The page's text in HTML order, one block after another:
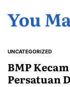
You
POSTED
UNCATEGORIZED
BMP
Persatuan